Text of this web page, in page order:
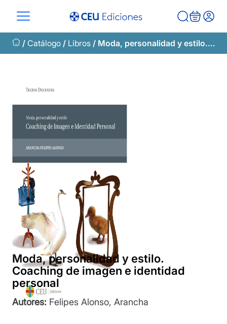
contenido
/ Catálogo / Libros / Moda, personalidad y estilo. Coaching de imagen e identidad personal
Moda, personalidad y estilo.
Coaching de imagen e identidad
personal
Autores: Felipes Alonso, Arancha